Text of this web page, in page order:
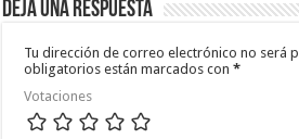
Deja una respuesta
Tu dirección de correo electrónico no será
obligatorios están marcados con*
Votaciones